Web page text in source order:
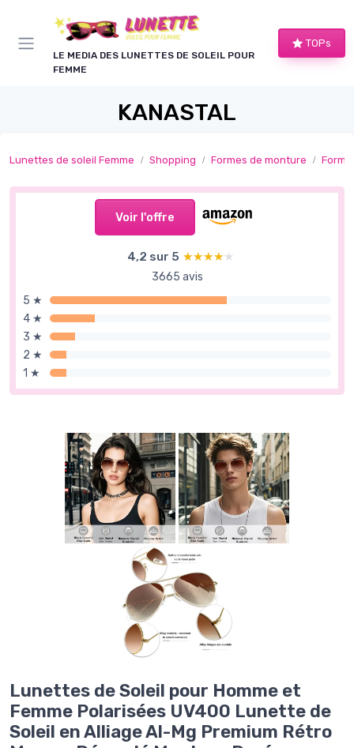
LE MEDIA DES LUNETTES DE SOLEIL POUR
FEMME
TOPs
KANASTAL
Lunettes de soleil Femme Shopping Formes de monture
Voir l'offre
4,2 sur 5 ★★★★★
★★★★★
3665 avis
5 ★
4 ★
3 ★
2 ★
1 ★
Lunettes de Soleil pour Homme et
Femme Polarisées UV400 Lunette de
Soleil en Alliage Al-Mg Premium Rétro